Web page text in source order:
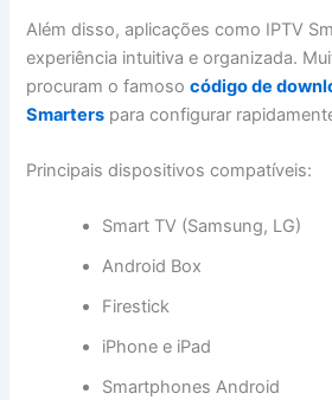
Além disso, aplicações como IPTV
experiência intuitiva e organizada.
procuram o famosocódigo de
Smarters para configurar
Principais dispositivos compatíveis:
Smart TV (Samsung, LG)
Android Box
Firestick
iPhone e iPad
Smartphones Android